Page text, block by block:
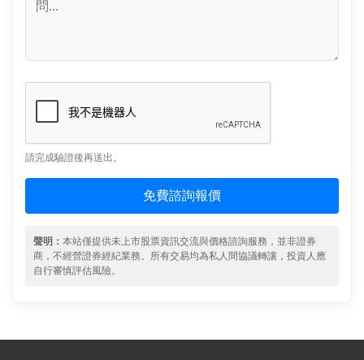
請完成驗證後再送出。
免費諮詢報價
聲明： 本站僅提供未上市股票資訊交流與價格諮詢服務，並非證券
商，不經營證券經紀業務。所有交易均為私人間協議轉讓，投資人應
自行審慎評估風險。